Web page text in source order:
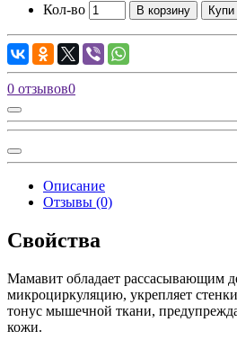
Кол-во В корзину
0 отзывов0
Описание
Отзывы (0)
Свойства
Мамавит обладает рассасывающим
микроциркуляцию, укрепляет
тонус мышечной ткани,
кожи.